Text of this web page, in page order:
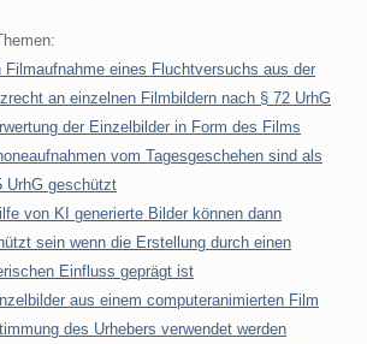
Filmaufnahme eines Fluchtversuchs aus der
an einzelnen Filmbildern nach § 72 UrhG
der Einzelbilder in Form des Films
vom Tagesgeschehen sind als
UrhG geschützt
von KI generierte Bilder können dann
sein wenn die Erstellung durch einen
Einfluss geprägt ist
aus einem computeranimierten Film
des Urhebers verwendet werden